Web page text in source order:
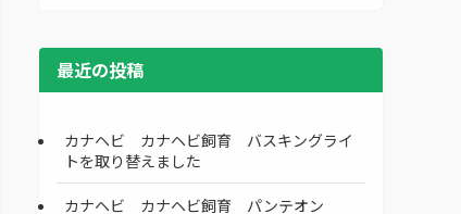
最近の投稿
カナヘビ カナヘビ飼育 バスキングライ
トを取り替えました
カナヘビ カナヘビ飼育 パンテオン